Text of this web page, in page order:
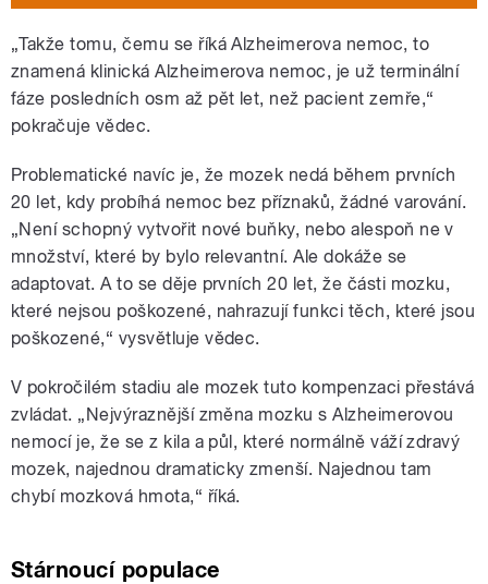
„Takže tomu, čemu se říká Alzheimerova nemoc, to
znamená klinická Alzheimerova nemoc, je už terminální
fáze posledních osm až pět let, než pacient zemře,“
pokračuje vědec.
Problematické navíc je, že mozek nedá během prvních
20 let, kdy probíhá nemoc bez příznaků, žádné varování.
„Není schopný vytvořit nové buňky, nebo alespoň ne v
množství, které by bylo relevantní. Ale dokáže se
adaptovat. A to se děje prvních 20 let, že části mozku,
které nejsou poškozené, nahrazují funkci těch, které jsou
poškozené,“ vysvětluje vědec.
V pokročilém stadiu ale mozek tuto kompenzaci přestává
zvládat. „Nejvýraznější změna mozku s Alzheimerovou
nemocí je, že se z kila a půl, které normálně váží zdravý
mozek, najednou dramaticky zmenší. Najednou tam
chybí mozková hmota,“ říká.
Stárnoucí populace